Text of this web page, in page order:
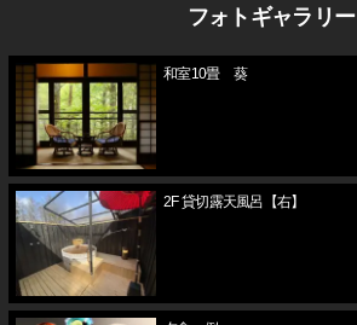
フォトギャラリー
和室10畳 葵
2F 貸切露天風呂【右】